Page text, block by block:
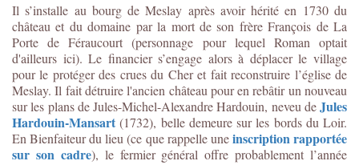
Il s’installe au bourg de Meslay après avoir hérité en 1730 du
château et du domaine par la mort de son frère François de La
Porte de Féraucourt (personnage pour lequel Roman optait
d'ailleurs ici). Le financier s’engage alors à déplacer le village
pour le protéger des crues du Cher et fait reconstruire l’église de
Meslay. Il fait détruire l'ancien château pour en rebâtir un nouveau
sur les plans de Jules-Michel-Alexandre Hardouin, neveu deJules
Hardouin-Mansart (1732), belle demeure sur les bords du Loir.
En Bienfaiteur du lieu (ce que rappelle uneinscription rapportée
sur son cadre), le fermier général offre probablement l’année